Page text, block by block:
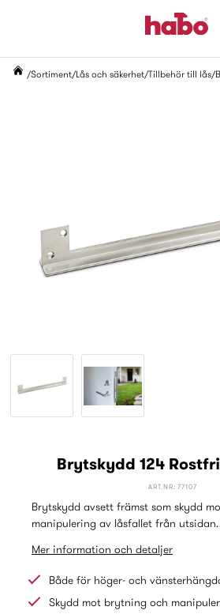
Sortiment Lås och säkerhet Tillbehör till lås
Brytskydd 124
ART.NR: 77107
Brytskydd avsett främst som skydd
manipulering av låsfallet från utsidan.
Mer information och detaljer
Både för höger- och
Skydd mot brytning och